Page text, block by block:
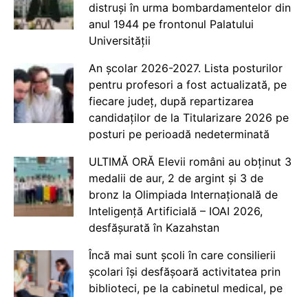
distruși în urma bombardamentelor din
anul 1944 pe frontonul Palatului
Universității
An școlar 2026-2027. Lista posturilor
pentru profesori a fost actualizată, pe
fiecare județ, după repartizarea
candidaților de la Titularizare 2026 pe
posturi pe perioadă nedeterminată
ULTIMĂ ORĂ Elevii români au obținut 3
medalii de aur, 2 de argint și 3 de
bronz la Olimpiada Internațională de
Inteligență Artificială – IOAI 2026,
desfășurată în Kazahstan
Încă mai sunt școli în care consilierii
școlari își desfășoară activitatea prin
biblioteci, pe la cabinetul medical, pe